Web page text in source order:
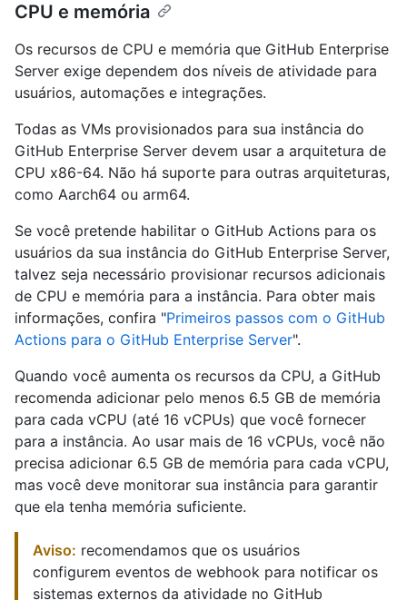
CPU e memória
Os recursos de CPU e memória que GitHub Enterprise
Server exige dependem dos níveis de atividade para
usuários, automações e integrações.
Todas as VMs provisionados para sua instância do
GitHub Enterprise Server devem usar a arquitetura de
CPU x86-64. Não há suporte para outras arquiteturas,
como Aarch64 ou arm64.
Se você pretende habilitar o GitHub Actions para os
usuários da sua instância do GitHub Enterprise Server,
talvez seja necessário provisionar recursos adicionais
de CPU e memória para a instância. Para obter mais
informações, confira "Primeiros passos com o GitHub
Actions para o GitHub Enterprise Server".
Quando você aumenta os recursos da CPU, a GitHub
recomenda adicionar pelo menos 6.5 GB de memória
para cada vCPU (até 16 vCPUs) que você fornecer
para a instância. Ao usar mais de 16 vCPUs, você não
precisa adicionar 6.5 GB de memória para cada vCPU,
mas você deve monitorar sua instância para garantir
que ela tenha memória suficiente.
Aviso: recomendamos que os usuários
configurem eventos de webhook para notificar os
sistemas externos da atividade no GitHub